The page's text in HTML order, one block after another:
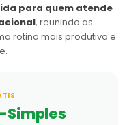
para quem atende
, reunindo as
rotina mais produtiva e
Simples